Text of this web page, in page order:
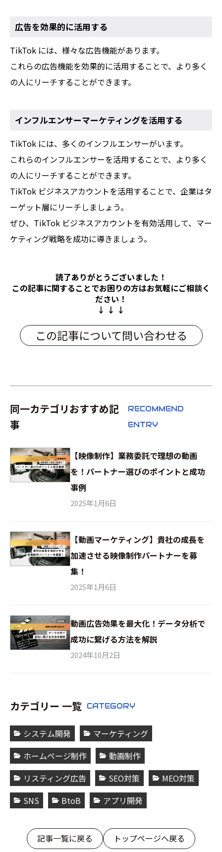
広告を効果的に活用する
TikTok には、様々な広告機能があります。
これらの広告機能を効果的に活用することで、より多く
の人にリーチすることができます。
インフルエンサーマーケティングを活用する
TikTok には、多くのインフルエンサーがいます。
これらのインフルエンサーを活用することで、より多く
の人にリーチすることができます。
TikTok ビジネスアカウントを活用することで、企業はタ
ーゲット層にリーチしましょう。
ぜひ、TikTok ビジネスアカウントを有効活用して、マー
ケティング戦略を成功に導きましょう。
読了ありがとうございました！
この記事に関することでお困りの方はお気軽にご相談く
ださい！
↓ ↓ ↓
この記事について問い合わせる
同一カテゴリおすすめ記
事
RECOMMEND
ENTRY
【映像制作】業務委託で理想の動画
を！パートナー選びのポイントと成功
事例
2025年1月6日
【動画マーケティング】貴社の成長を
加速させる映像制作パートナーを募
集！
2025年1月6日
動画広告効果を最大化！データ分析で
成功に繋げる方法を解説
2024年10月2日
カテゴリー 一覧 CATEGORY
システム開発
マーケティング
ホームページ制作
動画制作
リスティング広告
SEO対策
MEO対策
SNS
BtoB アプリ開発
記事一覧に戻る トップページへ戻る